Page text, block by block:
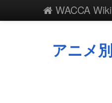
WACCA Wiki
アニメ別